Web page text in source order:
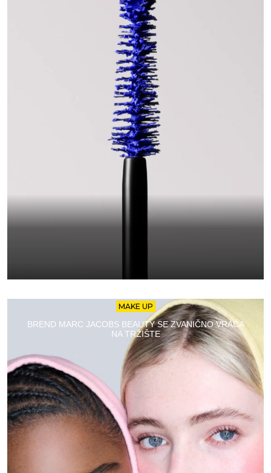
MAKE UP
BREND MARC JACOBS BEAUTY SE ZVANIČNO VRAĆA
NA TRŽIŠTE